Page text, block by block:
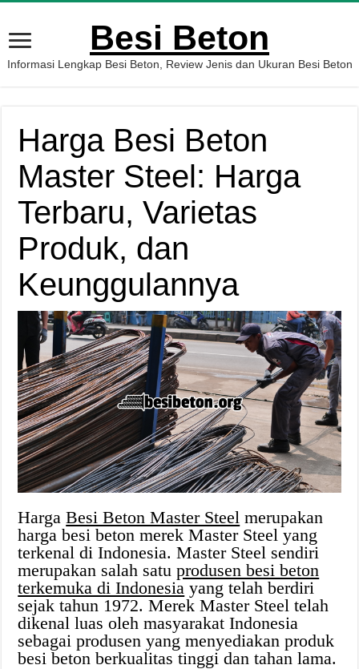
Besi Beton
Informasi Lengkap Besi Beton, Review Jenis dan Ukuran Besi Beton
Harga Besi Beton
Master Steel: Harga
Terbaru, Varietas
Produk, dan
Keunggulannya
HargaBesi Beton Master Steel merupakan
harga besi beton merek Master Steel yang
terkenal di Indonesia. Master Steel sendiri
merupakan salah satuprodusen besi beton
terkemuka di Indonesia yang telah berdiri
sejak tahun 1972. Merek Master Steel telah
dikenal luas oleh masyarakat Indonesia
sebagai produsen yang menyediakan produk
besi beton berkualitas tinggi dan tahan lama.